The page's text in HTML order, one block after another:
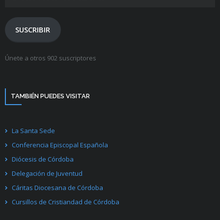
electrónico
SUSCRIBIR
Únete a otros 902 suscriptores
TAMBIÉN PUEDES VISITAR
La Santa Sede
Conferencia Episcopal Española
Diócesis de Córdoba
Delegación de Juventud
Cáritas Diocesana de Córdoba
Cursillos de Cristiandad de Córdoba